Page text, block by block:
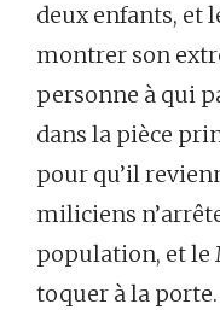
deux enfants, et
montrer son
personne à qui
dans la pièce
pour qu’il
miliciens
population, et le
toquer à la